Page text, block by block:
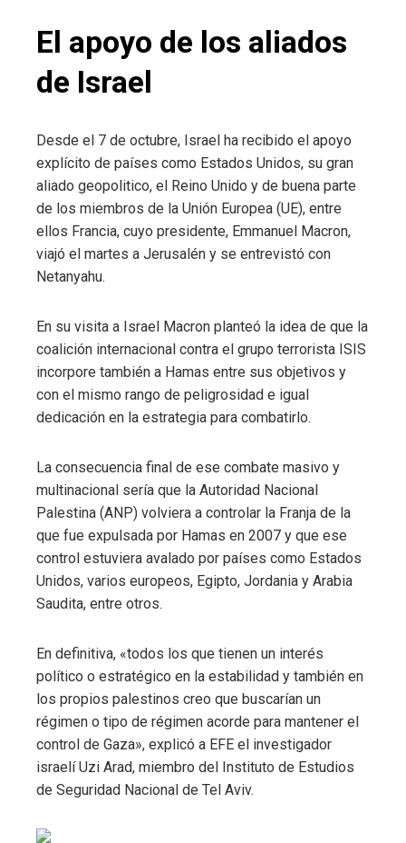
El apoyo de los aliados
de Israel
Desde el 7 de octubre, Israel ha recibido el apoyo
explícito de países como Estados Unidos, su gran
aliado geopolitico, el Reino Unido y de buena parte
de los miembros de la Unión Europea (UE), entre
ellos Francia, cuyo presidente, Emmanuel Macron,
viajó el martes a Jerusalén y se entrevistó con
Netanyahu.
En su visita a Israel Macron planteó la idea de que la
coalición internacional contra el grupo terrorista ISIS
incorpore también a Hamas entre sus objetivos y
con el mismo rango de peligrosidad e igual
dedicación en la estrategia para combatirlo.
La consecuencia final de ese combate masivo y
multinacional sería que la Autoridad Nacional
Palestina (ANP) volviera a controlar la Franja de la
que fue expulsada por Hamas en 2007 y que ese
control estuviera avalado por países como Estados
Unidos, varios europeos, Egipto, Jordania y Arabia
Saudita, entre otros.
En definitiva, «todos los que tienen un interés
político o estratégico en la estabilidad y también en
los propios palestinos creo que buscarían un
régimen o tipo de régimen acorde para mantener el
control de Gaza», explicó a EFE el investigador
israelí Uzi Arad, miembro del Instituto de Estudios
de Seguridad Nacional de Tel Aviv.